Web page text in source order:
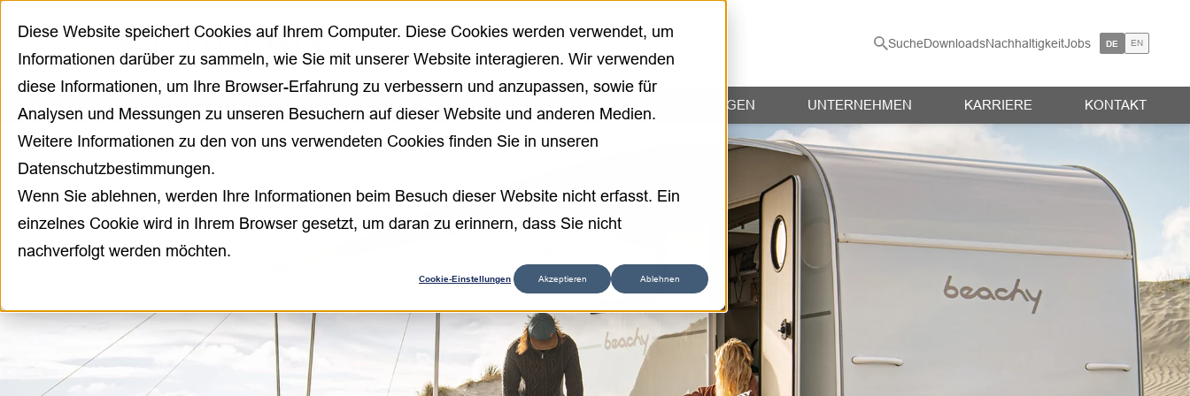
Diese Website speichert Cookies auf Ihrem Computer. Diese Cookies werden verwendet, um
Informationen darüber zu sammeln, wie Sie mit unserer Website interagieren. Wir verwenden
diese Informationen, um Ihre Browser-Erfahrung zu verbessern und anzupassen, sowie für
Analysen und Messungen zu unseren Besuchern auf dieser Website und anderen Medien.
Weitere Informationen zu den von uns verwendeten Cookies finden Sie in unseren
Datenschutzbestimmungen.
Wenn Sie ablehnen, werden Ihre Informationen beim Besuch dieser Website nicht erfasst. Ein
einzelnes Cookie wird in Ihrem Browser gesetzt, um daran zu erinnern, dass Sie nicht
nachverfolgt werden möchten.
Cookie-Einstellungen Akzeptieren Ablehnen
SucheDownloadsNachhaltigkeitJobs DE EN
PRODUKTE ANWENDUNGSBEREICHE ENTWICKLUNGEN UNTERNEHMEN KARRIERE KONTAKT